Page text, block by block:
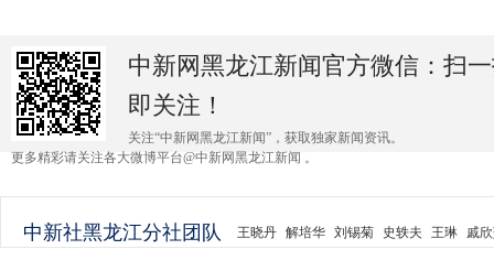
中新网黑龙江新闻官方微信：扫
即关注！
关注“中新网黑龙江新闻”，获取独家新闻资讯。
更多精彩请关注各大微博平台@中新网黑龙江新闻 。
中新社黑龙江分社团队 王晓丹 解培华 刘锡菊 史轶夫 王琳 戚